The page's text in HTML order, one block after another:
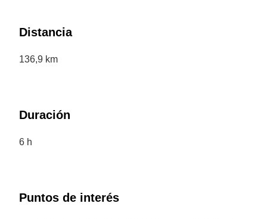
Distancia
136,9 km
Duración
6 h
Puntos de interés